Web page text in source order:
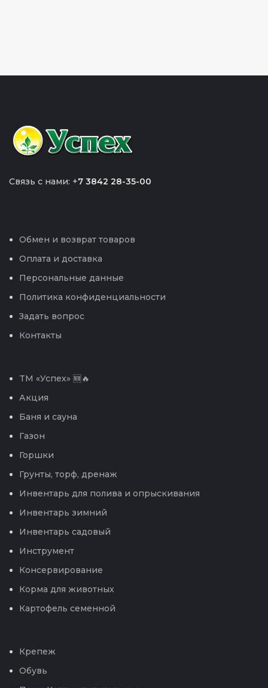
Связь с нами: +7 3842 28-35-00
Обмен и возврат товаров
Оплата и доставка
Персональные данные
Политика конфиденциальности
Задать вопрос
Контакты
TM «Успех» 🆕🔥
Акция
Баня и сауна
Газон
Горшки
Грунты, торф, дренаж
Инвентарь для полива и опрыскивания
Инвентарь зимний
Инвентарь садовый
Инструмент
Консервирование
Корма для животных
Картофель семенной
Крепеж
Обувь